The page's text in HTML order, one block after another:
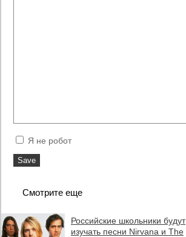
Я не робот
Смотрите еще
Российские школьники будут
изучать песни Nirvana и The